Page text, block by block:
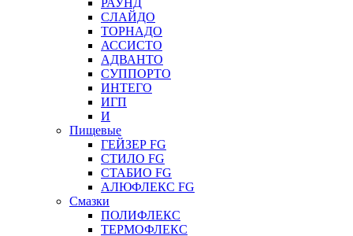
РАУНД
СЛАЙДО
ТОРНАДО
АССИСТО
АДВАНТО
СУППОРТО
ИНТЕГО
ИГП
И
Пищевые
ГЕЙЗЕР FG
СТИЛО FG
СТАБИО FG
АЛЮФЛЕКС FG
Смазки
ПОЛИФЛЕКС
ТЕРМОФЛЕКС